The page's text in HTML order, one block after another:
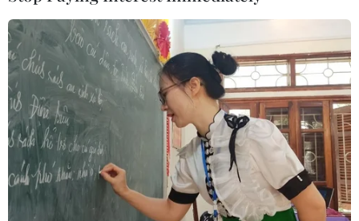
Bà Nellie Liang. (Nguồn: Bloomberg)
Theo phóng viên TTXVN tại Washington, ngày
11/3, Tổng thống Mỹ Joe Biden đã công bố
những người được đề cử giữ một số vị trí quan
trọng của Bộ Tài chính.